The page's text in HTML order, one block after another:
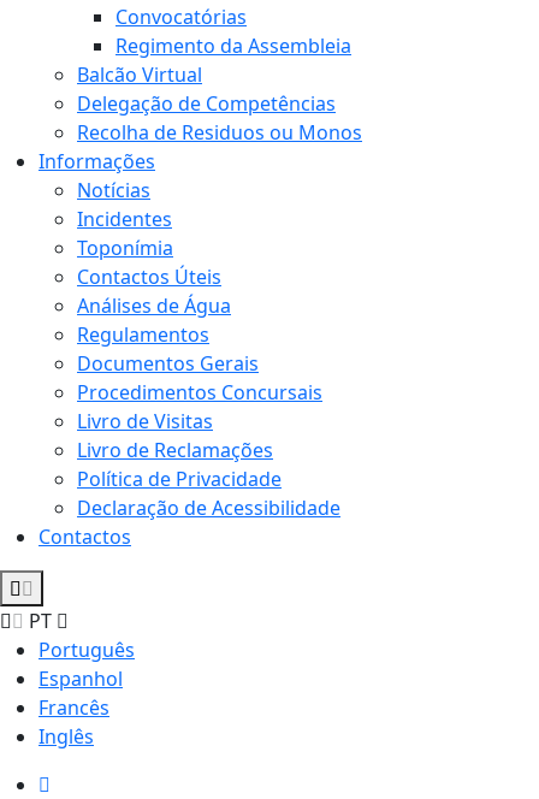
Convocatórias
Regimento da Assembleia
Balcão Virtual
Delegação de Competências
Recolha de Residuos ou Monos
Informações
Notícias
Incidentes
Toponímia
Contactos Úteis
Análises de Água
Regulamentos
Documentos Gerais
Procedimentos Concursais
Livro de Visitas
Livro de Reclamações
Política de Privacidade
Declaração de Acessibilidade
Contactos
PT
Português
Espanhol
Francês
Inglês